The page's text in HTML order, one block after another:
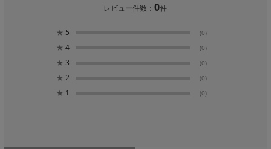
レビュー件数：0件
★ 5 (0)
★ 4 (0)
★ 3 (0)
★ 2 (0)
★ 1 (0)